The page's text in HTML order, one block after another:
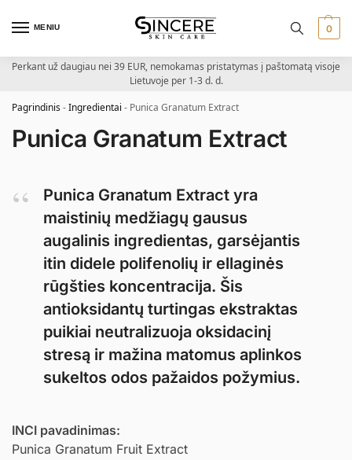
MENIU 0
Perkant už daugiau nei 39 EUR, nemokamas pristatymas į paštomatą visoje
Lietuvoje per 1-3 d. d.
Pagrindinis-Ingredientai - Punica Granatum Extract
Punica Granatum Extract
Punica Granatum Extract yra
maistinių medžiagų gausus
augalinis ingredientas, garsėjantis
itin didele polifenolių ir ellaginės
rūgšties koncentracija. Šis
antioksidantų turtingas ekstraktas
puikiai neutralizuoja oksidacinį
stresą ir mažina matomus aplinkos
sukeltos odos pažaidos požymius.
INCI pavadinimas:
Punica Granatum Fruit Extract